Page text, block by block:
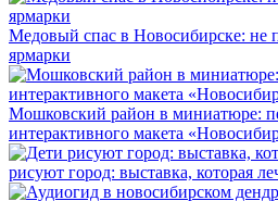
Медовый спас в Новосибирске: не
ярмарки
Мошковский район в миниатюре:
интерактивного макета
рисуют город: выставка, которая